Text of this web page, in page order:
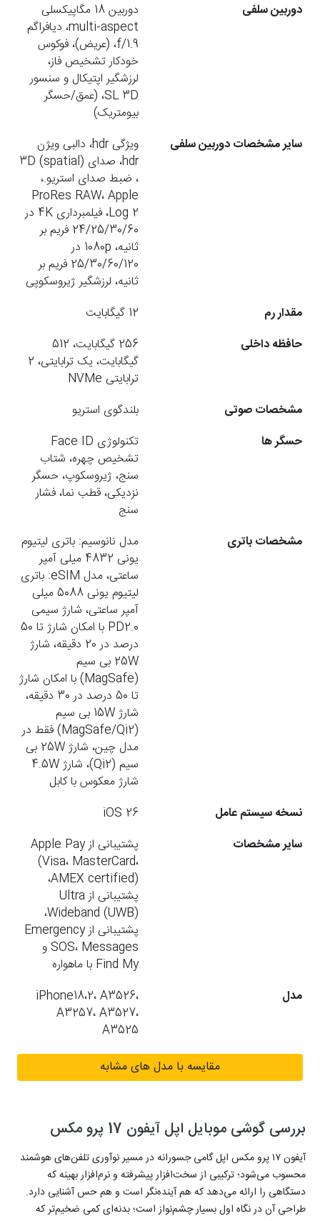
دوربین سلفی
دوربین 18 مگاپیکسلی
multi-aspect، دیافراگم
f/1.9، (عریض)، فوکوس
خودکار تشخیص فاز،
لرزشگیر اپتیکال و سنسور
SL 3D، (عمق/حسگر
بیومتریک)
سایر مشخصات دوربین سلفی
ویژگی hdr، دالبی ویژن
hdr، صدای 3D (spatial)
، ضبط صدای استریو.،
ProRes RAW، Apple
Log 2، فیلمبرداری 4K در
24/25/30/60 فریم بر
ثانیه، 1080p در
25/30/60/120 فریم بر
ثانیه، لرزشگیر ژیروسکوپی
مقدار رم
12 گیگابایت
حافظه داخلی
256 گیگابایت، 512
گیگابایت، یک ترابایتی، 2
ترابایتی NVMe
مشخصات صوتی
بلندگوی استریو
حسگر ها
تکنولوژی Face ID
تشخیص چهره، شتاب
سنج، ژیروسکوپ، حسگر
نزدیکی، قطب نما، فشار
سنج
مشخصات باتری
مدل نانوسیم: باتری لیتیوم
یونی 4832 میلی آمپر
ساعتی، مدل eSIM: باتری
لیتیوم یونی 5088 میلی
آمپر ساعتی، شارژ سیمی
PD2.0 با امکان شارژ تا 50
درصد در 20 دقیقه، شارژ
25W بی سیم
(MagSafe) با امکان شارژ
تا 50 درصد در 30 دقیقه،
شارژ 15W بی سیم
(MagSafe/Qi2) فقط در
مدل چین، شارژ 25W بی
سیم (Qi2)، شارژ 4.5W
شارژ معکوس با کابل
نسخه سیستم عامل
iOS 26
سایر مشخصات
پشتیبانی از Apple Pay
(Visa، MasterCard،
AMEX certified)،
پشتیبانی از Ultra
Wideband (UWB)،
پشتیبانی از Emergency
SOS، Messages و
Find My با ماهواره
مدل
iPhone18،2، A3526،
A3257، A3527،
A3525
مقایسه با مدل های مشابه
بررسی گوشی موبایل اپل آیفون 17 پرو مکس
آیفون ۱۷ پرو مکس اپل گامی جسورانه در مسیر نوآوری تلفن‌های هوشمند
محسوب می‌شود؛ ترکیبی از سخت‌افزار پیشرفته و نرم‌افزار بهینه که
دستگاهی را ارائه می‌دهد که هم آینده‌نگر است و هم حس آشنایی دارد.
طراحی آن در نگاه اول بسیار چشم‌نواز است؛ بدنه‌ای کمی ضخیم‌تر که